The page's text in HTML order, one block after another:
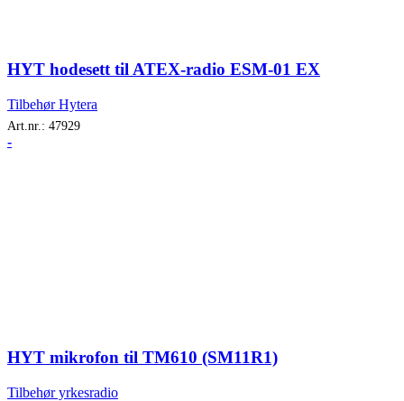
HYT hodesett til ATEX-radio ESM-01 EX
Tilbehør Hytera
Art.nr.: 47929
-
HYT mikrofon til TM610 (SM11R1)
Tilbehør yrkesradio